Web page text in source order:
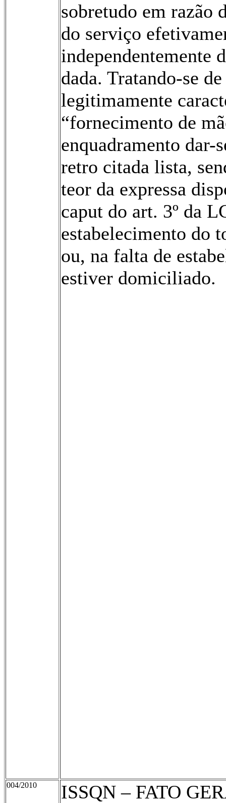
sobretudo em razão
do serviço
independentemente
dada. Tratando-se
legitimamente
“fornecimento de
enquadramento dar-
retro citada lista,
teor da expressa
caput do art. 3º da
estabelecimento do
ou, na falta de
estiver domiciliado.
004/2010
ISSQN – FATO